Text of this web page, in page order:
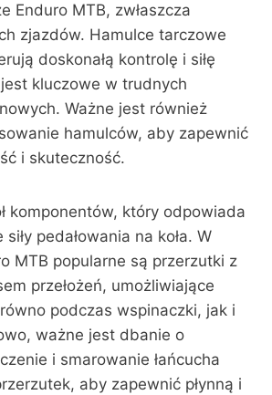
Enduro MTB, zwłaszcza
zjazdów. Hamulce tarczowe
doskonałą kontrolę i siłę
kluczowe w trudnych
Ważne jest również
hamulców, aby zapewnić
i skuteczność.
komponentów, który odpowiada
pedałowania na koła. W
MTB popularne są przerzutki z
przełożeń, umożliwiające
podczas wspinaczki, jak i
ważne jest dbanie o
i smarowanie łańcucha
aby zapewnić płynną i